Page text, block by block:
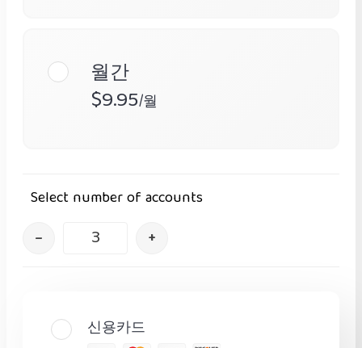
월간
$9.95/월
Select number of accounts
– +
신용카드